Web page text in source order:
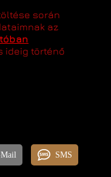
során
az
ideig történő
SMS